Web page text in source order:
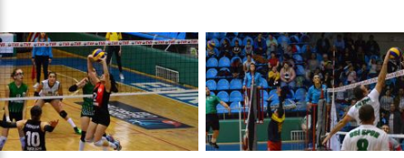
temsilcimiz Edirne Belediyesi
Edirnespor, Mimar Sinan Spor
Salonu’nda Manisa Salihli
Belediyespor’la karşılaştı. Takımlar
sahaya şu kadrolarla çıktılar: Edirne
Belediyesi Edirnespor: Simge, Edanur,
Sibel, Cere, Simge, Yaren, Halime,
Selay, Kübra, Deniz Salihli Belediye
Spor: […]
Salonu’nda Metin Demirbağ ve
Emrah Baran’ın yönettiği
karşılaşmaya takımlar şu kadrolarla
çıktılar: EDİRNESPOR: Simge
Gülağız, Edanur Bayraklı, Sibel Mert,
Ceren Atica, Simge Erden, S. Yaren
Tank, Halime Akay, Selay Çalışkan,
Büşra […]